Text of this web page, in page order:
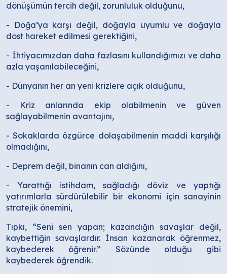
dönüşümün tercih değil, zorunluluk olduğunu,
- Doğa’ya karşı değil, doğayla uyumlu ve doğayla
dost hareket edilmesi gerektiğini,
- İhtiyacımızdan daha fazlasını kullandığımızı ve daha
azla yaşanılabileceğini,
- Dünyanın her an yeni krizlere açık olduğunu,
- Kriz anlarında ekip olabilmenin ve güven
sağlayabilmenin avantajını,
- Sokaklarda özgürce dolaşabilmenin maddi karşılığı
olmadığını,
- Deprem değil, binanın can aldığını,
- Yarattığı istihdam, sağladığı döviz ve yaptığı
yatırımlarla sürdürülebilir bir ekonomi için sanayinin
stratejik önemini,
Tıpkı, “Seni sen yapan; kazandığın savaşlar değil,
kaybettiğin savaşlardır. İnsan kazanarak öğrenmez,
kaybederek öğrenir.” Sözünde olduğu gibi
kaybederek öğrendik.